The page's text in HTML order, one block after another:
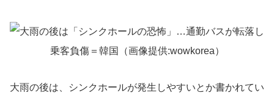
大雨の後は、シンクホールが発生しやすいとか書かれてい